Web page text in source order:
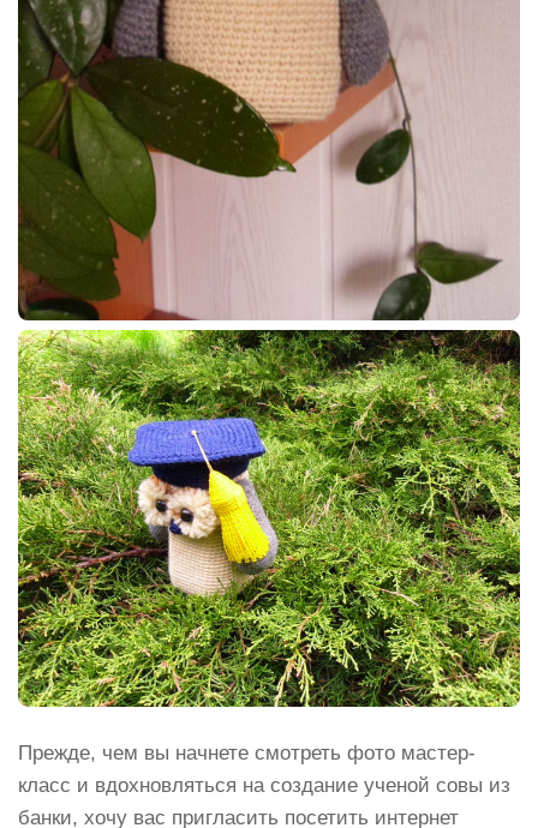
Прежде, чем вы начнете смотреть фото мастер-
класс и вдохновляться на создание ученой совы из
банки, хочу вас пригласить посетить интернет